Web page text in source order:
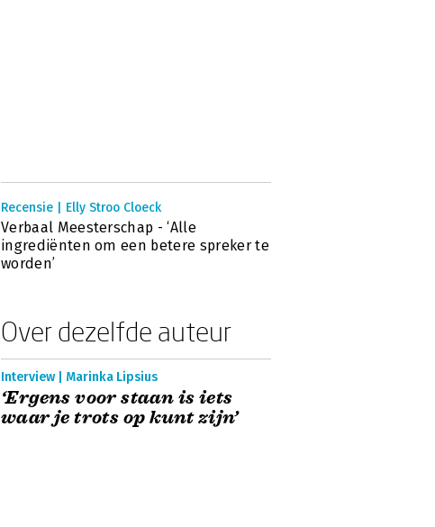
Recensie | Elly Stroo Cloeck
Verbaal Meesterschap - ‘Alle
ingrediënten om een betere spreker te
worden’
Over dezelfde auteur
Interview | Marinka Lipsius
‘Ergens voor staan is iets
waar je trots op kunt zijn’